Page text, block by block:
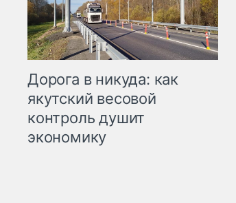
Дорога в никуда: как
якутский весовой
контроль душит
экономику